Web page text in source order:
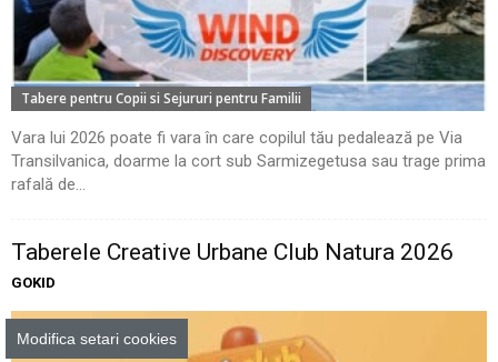
Tabere pentru Copii si Sejururi pentru Familii
Vara lui 2026 poate fi vara în care copilul tău pedalează pe Via
Transilvanica, doarme la cort sub Sarmizegetusa sau trage prima
rafală de...
Taberele Creative Urbane Club Natura 2026
GOKID
Modifica setari cookies